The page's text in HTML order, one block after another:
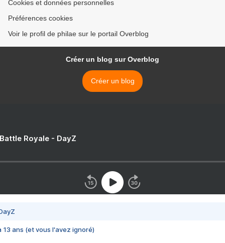
Cookies et données personnelles
Préférences cookies
Voir le profil de philae sur le portail Overblog
Créer un blog sur Overblog
Créer un blog
Royale - DayZ
13 ans (et vous l'avez ignoré)